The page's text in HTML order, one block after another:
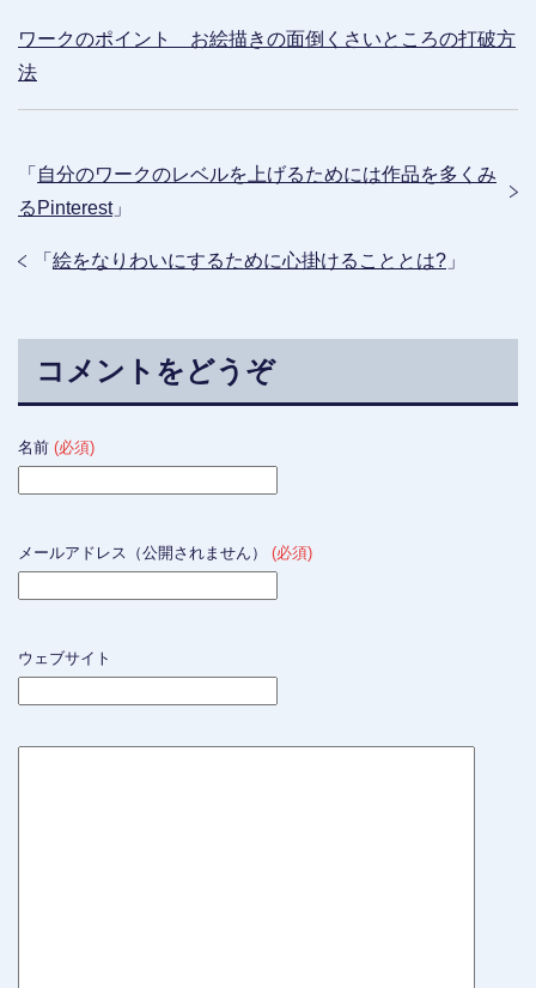
ワークのポイント お絵描きの面倒くさいところの打破方
法
「 自分のワークのレベルを上げるためには作品を多くみ
るPinterest」
「 絵をなりわいにするために心掛けることとは? 」
コメントをどうぞ
名前 (必須)
メールアドレス（公開されません） (必須)
ウェブサイト